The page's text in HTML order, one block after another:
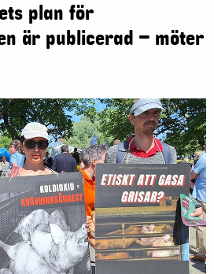
plan för
är publicerad – möter